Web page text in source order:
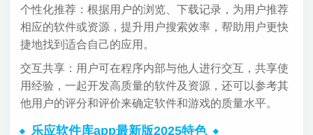
个性化推荐：根据用户的浏览、下载记录，为用户推荐
相应的软件或资源，提升用户搜索效率，帮助用户更快
捷地找到适合自己的应用。
交互共享：用户可在程序内部与他人进行交互，共享使
用经验，一起开发高质量的软件及资源，还可以参考其
他用户的评分和评价来确定软件和游戏的质量水平。
乐应软件库app最新版2025特色